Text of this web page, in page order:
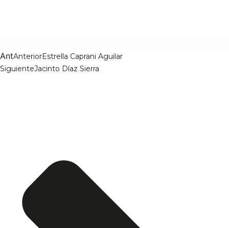
AntAnteriorEstrella Caprani Aguilar
SiguienteJacinto Díaz Sierra